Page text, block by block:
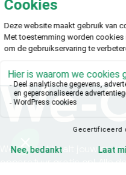
We-Collect haalt jouw oude